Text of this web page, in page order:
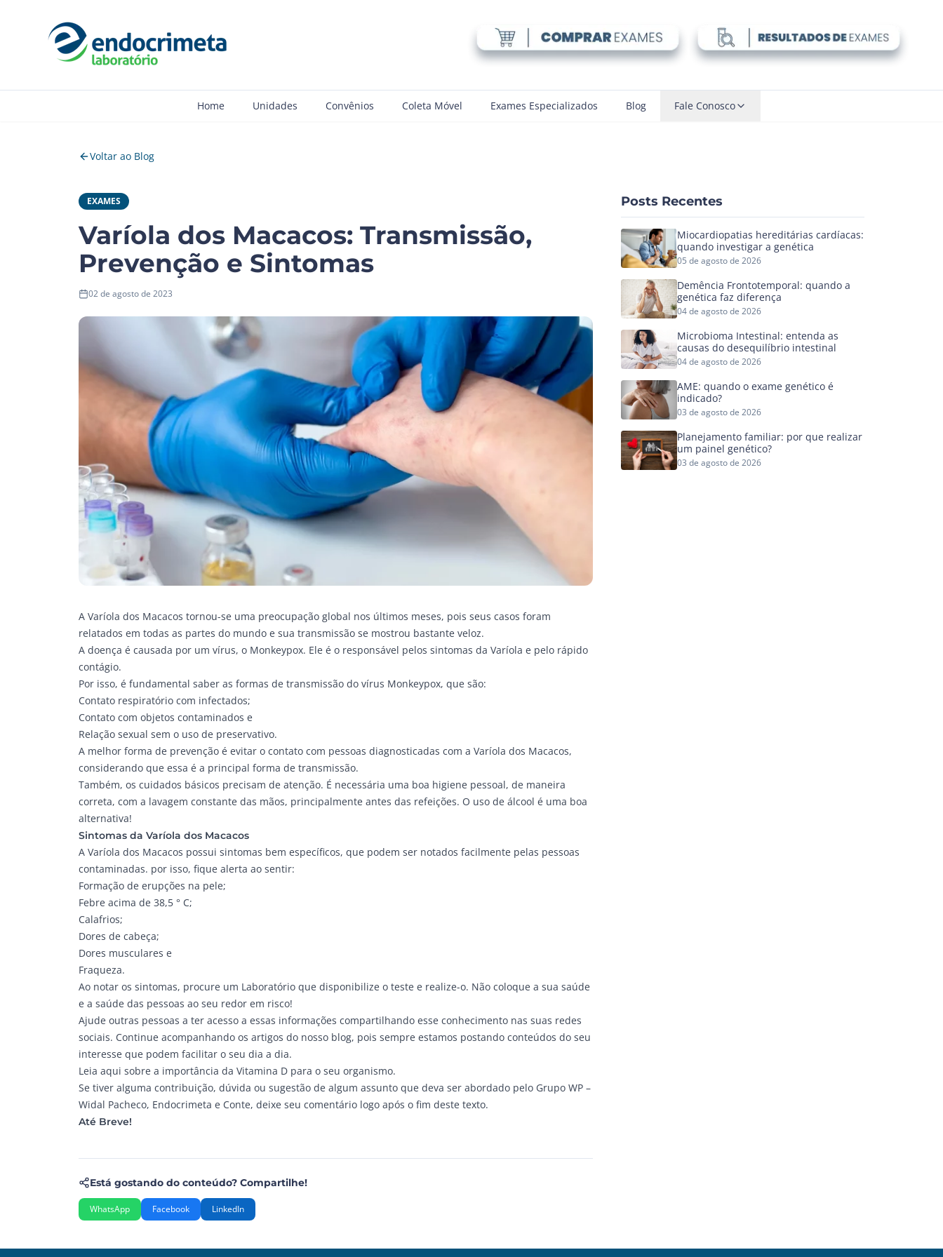
Home Unidades Convênios Coleta Móvel Exames Especializados Blog Fale Conosco
Voltar ao Blog
EXAMES
Varíola dos Macacos: Transmissão,
Prevenção e Sintomas
02 de agosto de 2023
A Varíola dos Macacos tornou-se uma preocupação global nos últimos meses, pois seus casos foram
relatados em todas as partes do mundo e sua transmissão se mostrou bastante veloz.
A doença é causada por um vírus, o Monkeypox. Ele é o responsável pelos sintomas da Varíola e pelo rápido
contágio.
Por isso, é fundamental saber as formas de transmissão do vírus Monkeypox, que são:
Contato respiratório com infectados;
Contato com objetos contaminados e
Relação sexual sem o uso de preservativo.
A melhor forma de prevenção é evitar o contato com pessoas diagnosticadas com a Varíola dos Macacos,
considerando que essa é a principal forma de transmissão.
Também, os cuidados básicos precisam de atenção. É necessária uma boa higiene pessoal, de maneira
correta, com a lavagem constante das mãos, principalmente antes das refeições. O uso de álcool é uma boa
alternativa!
Sintomas da Varíola dos Macacos
A Varíola dos Macacos possui sintomas bem específicos, que podem ser notados facilmente pelas pessoas
contaminadas. por isso, fique alerta ao sentir:
Formação de erupções na pele;
Febre acima de 38,5 ° C;
Calafrios;
Dores de cabeça;
Dores musculares e
Fraqueza.
Ao notar os sintomas, procure um Laboratório que disponibilize o teste e realize-o. Não coloque a sua saúde
e a saúde das pessoas ao seu redor em risco!
Ajude outras pessoas a ter acesso a essas informações compartilhando esse conhecimento nas suas redes
sociais. Continue acompanhando os artigos do nosso blog, pois sempre estamos postando conteúdos do seu
interesse que podem facilitar o seu dia a dia.
Leia aqui sobre a importância da Vitamina D para o seu organismo.
Se tiver alguma contribuição, dúvida ou sugestão de algum assunto que deva ser abordado pelo Grupo WP –
Widal Pacheco, Endocrimeta e Conte, deixe seu comentário logo após o fim deste texto.
Até Breve!
Está gostando do conteúdo? Compartilhe!
WhatsApp Facebook LinkedIn
Posts Recentes
Miocardiopatias hereditárias cardíacas:
quando investigar a genética
05 de agosto de 2026
Demência Frontotemporal: quando a
genética faz diferença
04 de agosto de 2026
Microbioma Intestinal: entenda as
causas do desequilíbrio intestinal
04 de agosto de 2026
AME: quando o exame genético é
indicado?
03 de agosto de 2026
Planejamento familiar: por que realizar
um painel genético?
03 de agosto de 2026